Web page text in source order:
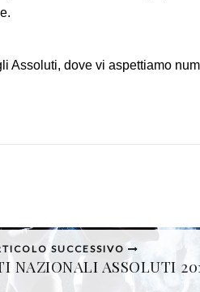
Assoluti, dove vi aspettiamo
SUCCESSIVO
NAZIONALI ASSOLUTI